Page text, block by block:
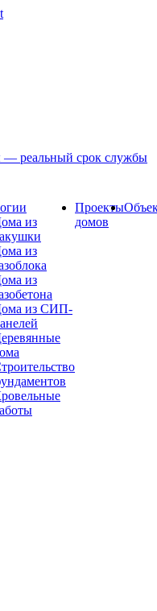
из
из
из
из СИП-
Проекты
домов